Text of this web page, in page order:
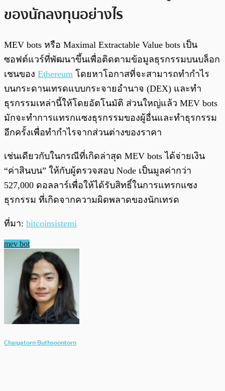
ของนักลงทุนอย่างไร
MEV bots หรือ Maximal Extractable Value bots เป็น
ซอฟต์แวร์ที่พัฒนาขึ้นเพื่อติดตามข้อมูลธุรกรรมบนบล็อก
เชนของ Ethereum โดยหาโอกาสที่จะสามารถทำกำไร
บนกระดานเทรดแบบกระจายอำนาจ (DEX) และทำ
ธุรกรรมเหล่านี้ให้โดยอัตโนมัติ ส่วนใหญ่แล้ว MEV bots
มักจะทำการแทรกแซงธุรกรรมของผู้อื่นและทำธุรกรรม
อีกครั้งเพื่อทำกำไรจากส่วนต่างของราคา
เช่นเดียวกับในกรณีที่เกิดล่าสุด MEV bots ได้จ่ายเงิน
“ค่าสินบน” ให้กับผู้ตรวจสอบ Node เป็นมูลค่ากว่า
527,000 ดอลลาร์เพื่อให้ได้รับสิทธิ์ในการแทรกแซง
ธุรกรรม ที่เกิดจากความผิดพลาดของนักเทรด
ที่มา: bitcoinsistemi
mev bot
Chaiyatorn Buthsoontorn